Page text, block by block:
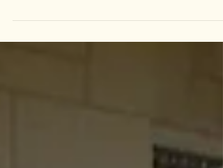
a musical concert that will take place...